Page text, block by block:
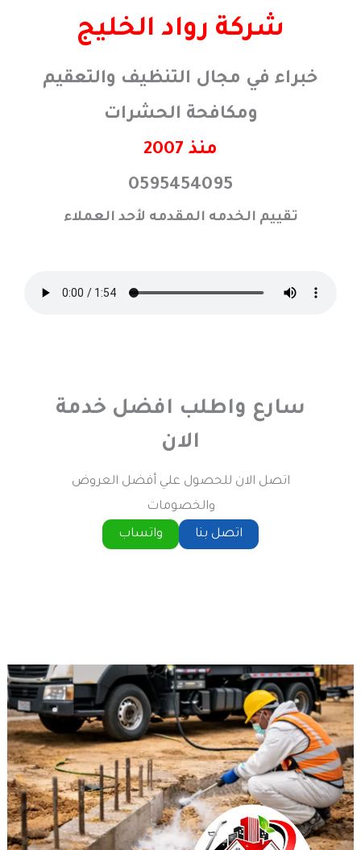
شركة رواد الخليج
خبراء في مجال التنظيف والتعقيم
ومكافحة الحشرات
منذ 2007
0595454095
تقييم الخدمه المقدمه لأحد العملاء
سارع واطلب افضل خدمة
الان
اتصل الان للحصول علي أفضل العروض
والخصومات
اتصل بنا
واتساب